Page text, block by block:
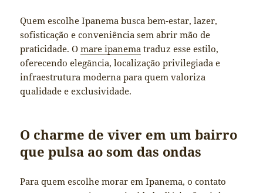
Quem escolhe Ipanema busca bem-estar, lazer,
sofisticação e conveniência sem abrir mão de
praticidade. Omare ipanema traduz esse estilo,
oferecendo elegância, localização privilegiada e
infraestrutura moderna para quem valoriza
qualidade e exclusividade.
O charme de viver em um bairro
que pulsa ao som das ondas
Para quem escolhe morar em Ipanema, o contato